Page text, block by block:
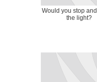
Would you stop
the light?